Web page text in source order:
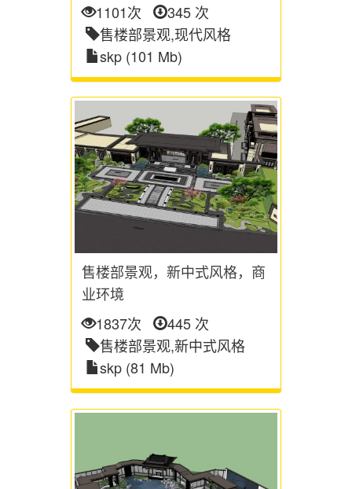
1101次
345 次
售楼部景观,现代风格
skp (101 Mb)
售楼部景观，新中式风格，商
业环境
1837次
445 次
售楼部景观,新中式风格
skp (81 Mb)